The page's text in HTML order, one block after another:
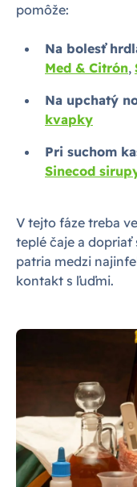
pomôže:
Na bolesť
Med & Citrón,
Na upchatý
kvapky
Pri suchom
Sinecod
V tejto fáze treba
teplé čaje a dopriať
patria medzi
kontakt s ľuďmi.